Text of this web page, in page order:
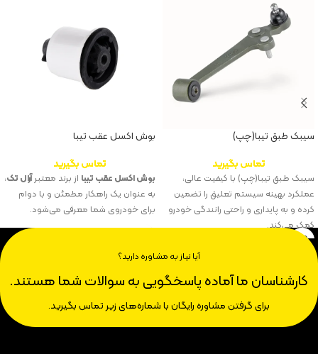
سیبک طبق تیبا(چپ)
تماس بگیرید
سیبک طبق تیبا(چپ) با کیفیت عالی،
عملکرد بهینه سیستم تعلیق را تضمین
کرده و به پایداری و راحتی رانندگی خودرو
کمک می‌کند.
بوش اکسل عقب تیبا
تماس بگیرید
بوش اکسل عقب تیبا از برند معتبرآرال تک،
به عنوان یک راهکار مطمئن و با دوام
برای خودروی شما معرفی می‌شود.
آیا نیاز به مشاوره دارید؟
کارشناسان ما آماده پاسخگویی به سوالات شما هستند.
برای گرفتن مشاوره رایگان با شماره‌های زیر تماس بگیرید.